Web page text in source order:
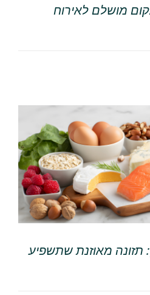
מושלם לאירוח
תזונה מאוזנת שתשפיע